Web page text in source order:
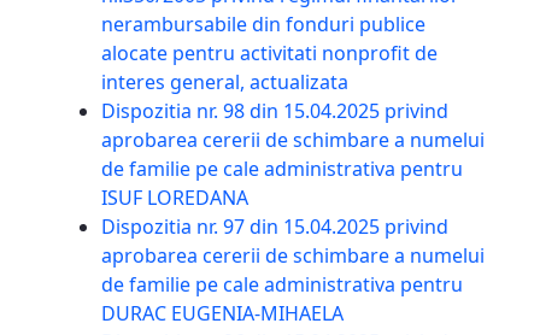
nerambursabile din fonduri publice
alocate pentru activitati nonprofit de
interes general, actualizata
Dispozitia nr. 98 din 15.04.2025 privind
aprobarea cererii de schimbare a numelui
de familie pe cale administrativa pentru
ISUF LOREDANA
Dispozitia nr. 97 din 15.04.2025 privind
aprobarea cererii de schimbare a numelui
de familie pe cale administrativa pentru
DURAC EUGENIA-MIHAELA